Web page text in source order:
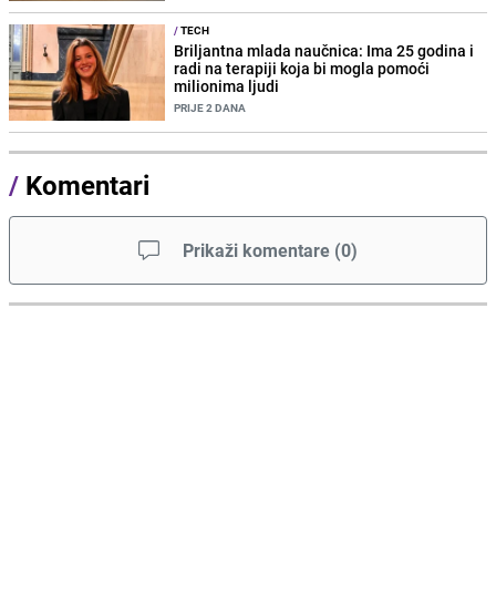
/TECH
Briljantna mlada naučnica: Ima 25 godina i
radi na terapiji koja bi mogla pomoći
milionima ljudi
PRIJE 2 DANA
/ Komentari
Prikaži komentare (0)